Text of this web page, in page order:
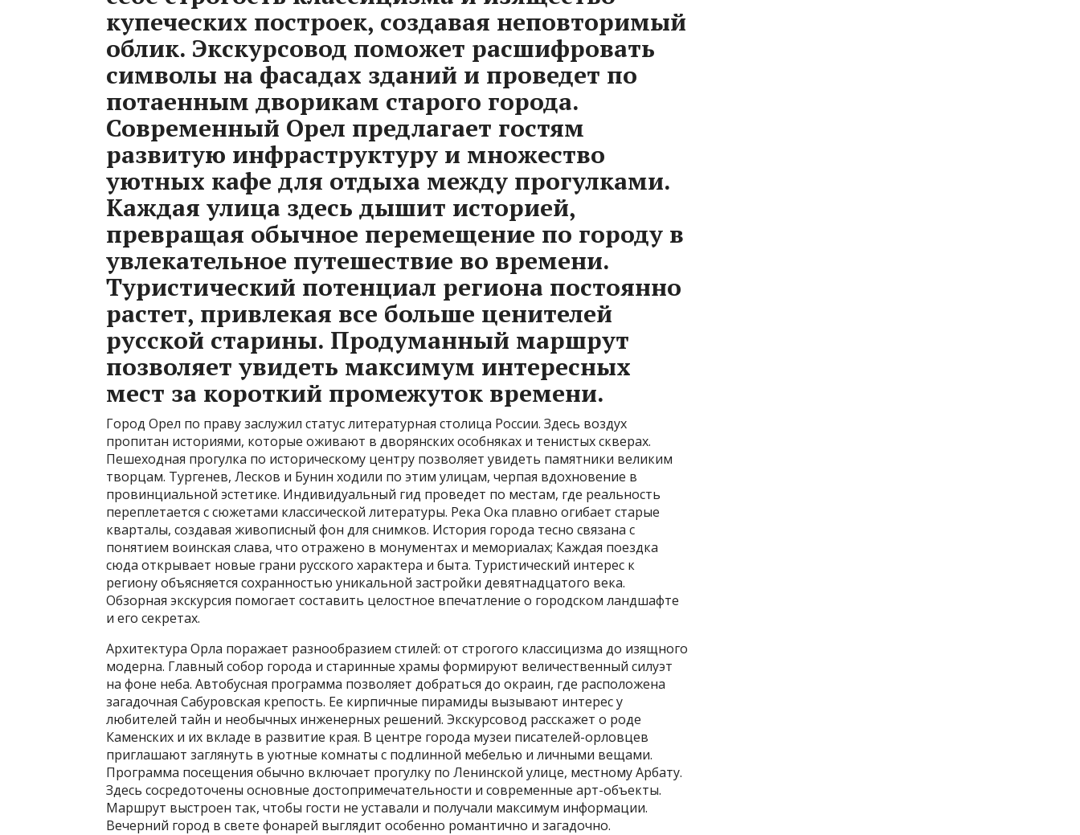
купеческих построек, создавая неповторимый
облик. Экскурсовод поможет расшифровать
символы на фасадах зданий и проведет по
потаенным дворикам старого города.
Современный Орел предлагает гостям
развитую инфраструктуру и множество
уютных кафе для отдыха между прогулками.
Каждая улица здесь дышит историей,
превращая обычное перемещение по городу в
увлекательное путешествие во времени.
Туристический потенциал региона постоянно
растет, привлекая все больше ценителей
русской старины. Продуманный маршрут
позволяет увидеть максимум интересных
мест за короткий промежуток времени.
Город Орел по праву заслужил статус литературная столица России. Здесь воздух
пропитан историями, которые оживают в дворянских особняках и тенистых скверах.
Пешеходная прогулка по историческому центру позволяет увидеть памятники великим
творцам. Тургенев, Лесков и Бунин ходили по этим улицам, черпая вдохновение в
провинциальной эстетике. Индивидуальный гид проведет по местам, где реальность
переплетается с сюжетами классической литературы. Река Ока плавно огибает старые
кварталы, создавая живописный фон для снимков. История города тесно связана с
понятием воинская слава, что отражено в монументах и мемориалах; Каждая поездка
сюда открывает новые грани русского характера и быта. Туристический интерес к
региону объясняется сохранностью уникальной застройки девятнадцатого века.
Обзорная экскурсия помогает составить целостное впечатление о городском ландшафте
и его секретах.
Архитектура Орла поражает разнообразием стилей: от строгого классицизма до изящного
модерна. Главный собор города и старинные храмы формируют величественный силуэт
на фоне неба. Автобусная программа позволяет добраться до окраин, где расположена
загадочная Сабуровская крепость. Ее кирпичные пирамиды вызывают интерес у
любителей тайн и необычных инженерных решений. Экскурсовод расскажет о роде
Каменских и их вкладе в развитие края. В центре города музеи писателей-орловцев
приглашают заглянуть в уютные комнаты с подлинной мебелью и личными вещами.
Программа посещения обычно включает прогулку по Ленинской улице, местному Арбату.
Здесь сосредоточены основные достопримечательности и современные арт-объекты.
Маршрут выстроен так, чтобы гости не уставали и получали максимум информации.
Вечерний город в свете фонарей выглядит особенно романтично и загадочно.